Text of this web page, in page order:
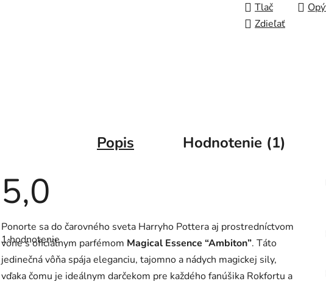
Tlač
Zdieľať
Popis Hodnotenie (1)
5,0
Priemerné
hodnotenie
produktu
5,0
1 hodnotenie
Ponorte sa do čarovného sveta Harryho Pottera aj prostredníctvom
vône s oficiálnym parfémom Magical Essence “Ambiton”. Táto
jedinečná vôňa spája eleganciu, tajomno a nádych magickej sily,
vďaka čomu je ideálnym darčekom pre každého fanúšika Rokfortu a